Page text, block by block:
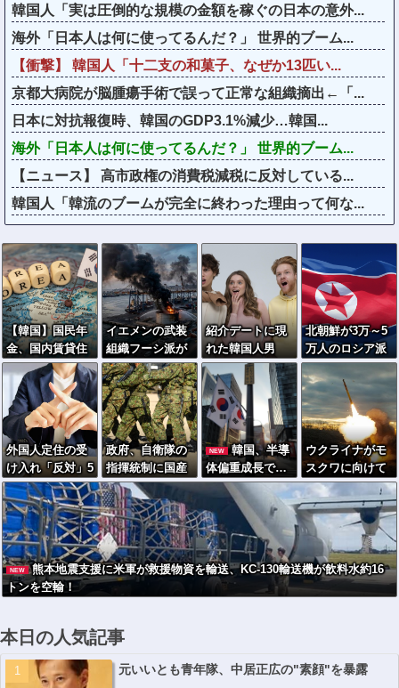
韓国人「実は圧倒的な規模の金額を稼ぐの日本の意外...
海外「日本人は何に使ってるんだ？」 世界的ブーム...
【衝撃】 韓国人「十二支の和菓子、なぜか13匹い...
京都大病院が脳腫瘍手術で誤って正常な組織摘出←「...
日本に対抗報復時、韓国のGDP3.1%減少…韓国...
海外「日本人は何に使ってるんだ？」 世界的ブーム...
【ニュース】 高市政権の消費税減税に反対している...
韓国人「韓流のブームが完全に終わった理由って何な...
【韓国】国民年
金、国内賃貸住
宅に本格投資
へ…家賃上昇を
見込む
イエメンの武装
組織フーシ派が
紅海の港を攻
撃、7人死亡…サ
ウジの石油施設
にも攻撃！
紹介デートに現
れた韓国人男
性、まさかの
「全身登山服」
で女性困惑ｗｗ
ｗｗｗ
北朝鮮が3万～5
万人のロシア派
兵決定 →ゼレン
スキー大統領
「韓国が我々に
協力すべき」
外国人定住の受
け入れ「反対」5
6％に急増…1年
で20ポイント超
上昇
政府、自衛隊の
指揮統制に国産
AI導入へｗｗｗ
「新しい戦い
方」への対応を
急ぐ
NEW
韓国、半導
体偏重成長で…
下半期の雇用増
加見通しは20万
人→10万人に半
減
ウクライナがモ
スクワに向けて
初の弾道ミサイ
ルを発射か？！
NEW
熊本地震支援に米軍が救援物資を輸送、KC-130輸送機が飲料水約16
トンを空輸！
本日の人気記事
元いいとも青年隊、中居正広の"素顔"を暴露